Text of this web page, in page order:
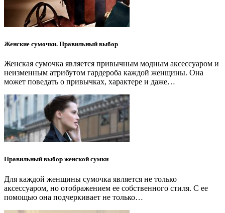
Женские сумочки. Правильный выбор
Женская сумочка является привычным модным аксессуаром и
неизменным атрибутом гардероба каждой женщины. Она
может поведать о привычках, характере и даже…
Правильный выбор женской сумки
Для каждой женщины сумочка является не только
аксессуаром, но отображением ее собственного стиля. С ее
помощью она подчеркивает не только…